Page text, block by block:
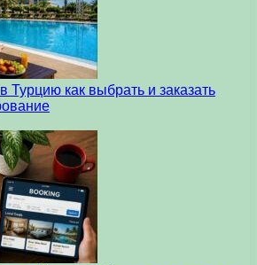
Турцию как выбрать и заказать